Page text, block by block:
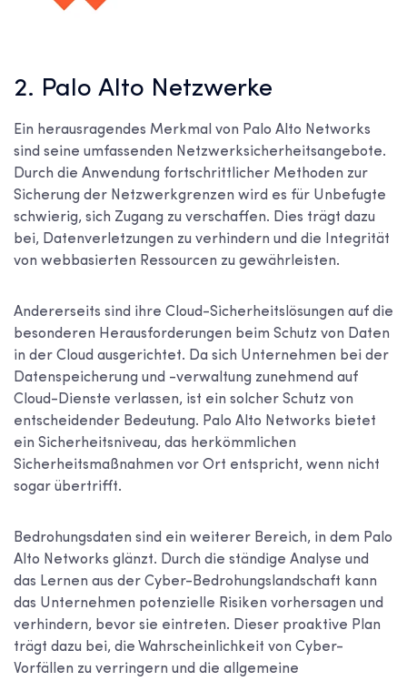
2. Palo Alto Netzwerke
Ein herausragendes Merkmal von Palo Alto Networks
sind seine umfassenden Netzwerksicherheitsangebote.
Durch die Anwendung fortschrittlicher Methoden zur
Sicherung der Netzwerkgrenzen wird es für Unbefugte
schwierig, sich Zugang zu verschaffen. Dies trägt dazu
bei, Datenverletzungen zu verhindern und die Integrität
von webbasierten Ressourcen zu gewährleisten.
Andererseits sind ihre Cloud-Sicherheitslösungen auf die
besonderen Herausforderungen beim Schutz von Daten
in der Cloud ausgerichtet. Da sich Unternehmen bei der
Datenspeicherung und -verwaltung zunehmend auf
Cloud-Dienste verlassen, ist ein solcher Schutz von
entscheidender Bedeutung. Palo Alto Networks bietet
ein Sicherheitsniveau, das herkömmlichen
Sicherheitsmaßnahmen vor Ort entspricht, wenn nicht
sogar übertrifft.
Bedrohungsdaten sind ein weiterer Bereich, in dem Palo
Alto Networks glänzt. Durch die ständige Analyse und
das Lernen aus der Cyber-Bedrohungslandschaft kann
das Unternehmen potenzielle Risiken vorhersagen und
verhindern, bevor sie eintreten. Dieser proaktive Plan
trägt dazu bei, die Wahrscheinlichkeit von Cyber-
Vorfällen zu verringern und die allgemeine